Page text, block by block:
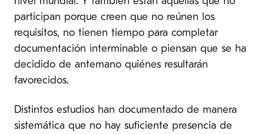
participan porque creen que no reúnen los
requisitos, no tienen tiempo para completar
documentación interminable o piensan que se ha
decidido de antemano quiénes resultarán
favorecidos.
Distintos estudios han documentado de manera
sistemática que no hay suficiente presencia de